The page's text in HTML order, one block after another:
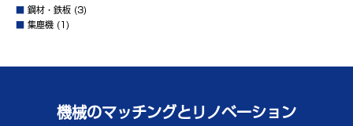
鋼材・鉄板 (3)
集塵機 (1)
機械のマッチングとリノベーション